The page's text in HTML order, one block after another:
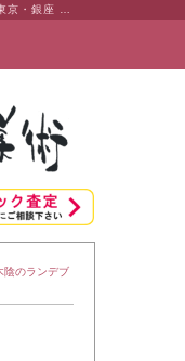
東京・銀座 おいだ美術
陰のランデブ